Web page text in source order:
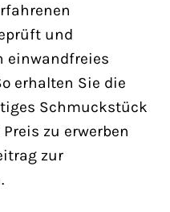
und
einwandfreies
erhalten Sie die
Schmuckstück
zu erwerben
zur